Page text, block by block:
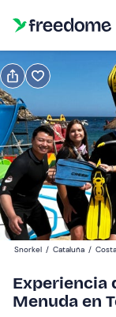
Participantes
60 €
Snorkel / Cataluña /
Experiencia
Menuda en